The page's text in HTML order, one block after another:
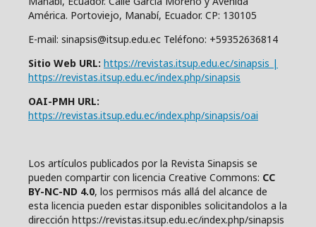
América. Portoviejo, Manabí, Ecuador. CP: 130105
E-mail: sinapsis@itsup.edu.ec Teléfono: +59352636814
Sitio Web URL: https://revistas.itsup.edu.ec/sinapsis |
https://revistas.itsup.edu.ec/index.php/sinapsis
OAI-PMH URL:
https://revistas.itsup.edu.ec/index.php/sinapsis/oai
Los artículos publicados por la Revista Sinapsis se
pueden compartir con licencia Creative Commons: CC
BY-NC-ND 4.0, los permisos más allá del alcance de
esta licencia pueden estar disponibles solicitandolos a la
dirección https://revistas.itsup.edu.ec/index.php/sinapsis